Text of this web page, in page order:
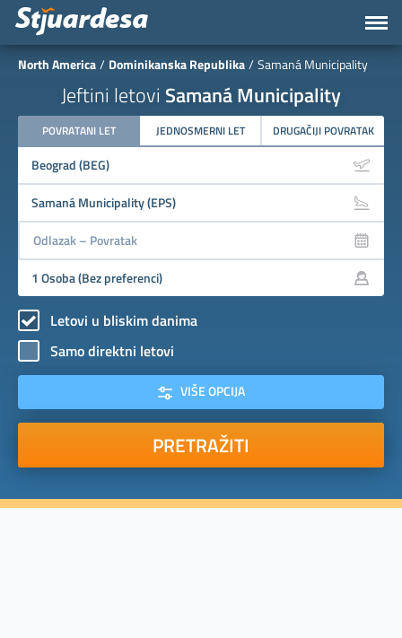
North America Dominikanska Republika Samaná Municipality
Jeftini letovi Samaná Municipality
POVRATANI LET JEDNOSMERNI LET DRUGAČIJI POVRATAK
Letovi u bliskim danima
Samo direktni letovi
VIŠE OPCIJA
PRETRAŽITI